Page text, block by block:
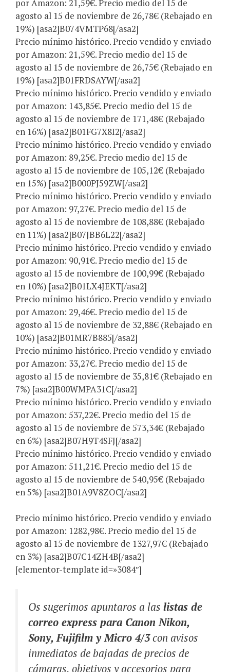
por Amazon: 21,59€. Precio medio del 15 de
agosto al 15 de noviembre de 26,78€ (Rebajado en
19%) [asa2]B074VMTP68[/asa2]
Precio mínimo histórico. Precio vendido y enviado
por Amazon: 21,59€. Precio medio del 15 de
agosto al 15 de noviembre de 26,75€ (Rebajado en
19%) [asa2]B01FRDSAYW[/asa2]
Precio mínimo histórico. Precio vendido y enviado
por Amazon: 143,85€. Precio medio del 15 de
agosto al 15 de noviembre de 171,48€ (Rebajado
en 16%) [asa2]B01FG7X8I2[/asa2]
Precio mínimo histórico. Precio vendido y enviado
por Amazon: 89,25€. Precio medio del 15 de
agosto al 15 de noviembre de 105,12€ (Rebajado
en 15%) [asa2]B000PJ59ZW[/asa2]
Precio mínimo histórico. Precio vendido y enviado
por Amazon: 97,27€. Precio medio del 15 de
agosto al 15 de noviembre de 108,88€ (Rebajado
en 11%) [asa2]B07JBB6L22[/asa2]
Precio mínimo histórico. Precio vendido y enviado
por Amazon: 90,91€. Precio medio del 15 de
agosto al 15 de noviembre de 100,99€ (Rebajado
en 10%) [asa2]B01LX4JEKT[/asa2]
Precio mínimo histórico. Precio vendido y enviado
por Amazon: 29,46€. Precio medio del 15 de
agosto al 15 de noviembre de 32,88€ (Rebajado en
10%) [asa2]B01MR7B885[/asa2]
Precio mínimo histórico. Precio vendido y enviado
por Amazon: 33,27€. Precio medio del 15 de
agosto al 15 de noviembre de 35,81€ (Rebajado en
7%) [asa2]B00WMPA31C[/asa2]
Precio mínimo histórico. Precio vendido y enviado
por Amazon: 537,22€. Precio medio del 15 de
agosto al 15 de noviembre de 573,34€ (Rebajado
en 6%) [asa2]B07H9T4SFJ[/asa2]
Precio mínimo histórico. Precio vendido y enviado
por Amazon: 511,21€. Precio medio del 15 de
agosto al 15 de noviembre de 540,95€ (Rebajado
en 5%) [asa2]B01A9V8ZOC[/asa2]
Precio mínimo histórico. Precio vendido y enviado
por Amazon: 1282,98€. Precio medio del 15 de
agosto al 15 de noviembre de 1327,97€ (Rebajado
en 3%) [asa2]B07C14ZH4B[/asa2]
[elementor-template id=»3084″]
Os sugerimos apuntaros a las listas de
correo express para Canon Nikon,
Sony, Fujifilm y Micro 4/3con avisos
inmediatos de bajadas de precios de
cámaras, objetivos y accesorios para